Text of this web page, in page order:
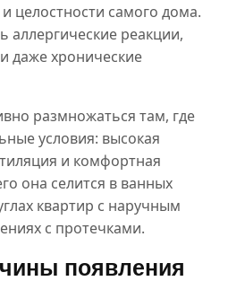
целостности самого дома.
аллергические реакции,
даже хронические
размножаться там, где
условия: высокая
и комфортная
она селится в ванных
квартир с наручным
с протечками.
появления